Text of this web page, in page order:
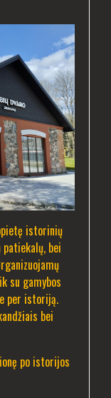
istorinių
bei
su gamybos
per istoriją.
bei
po istorijos